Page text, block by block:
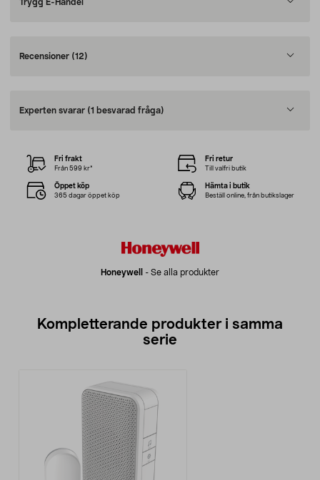
Trygg E-Handel
Recensioner (12)
Experten svarar (1 besvarad fråga)
Honeywell - Se alla produkter
Fri frakt
Från 599 kr*
Fri retur
Till valfri butik
Öppet köp
365 dagar öppet köp
Hämta i butik
Beställ online, från butikslager
Kompletterande produkter i samma
serie